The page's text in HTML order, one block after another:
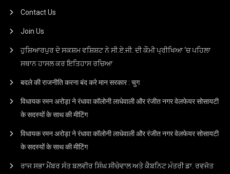
Contact Us
Join Us
ਹੁਸ਼ਿਆਰਪੁਰ ਦੇ ਸਕਸ਼ਮ ਵਸ਼ਿਸ਼ਟ ਨੇ ਸੀ.ਏ.ਜੀ. ਦੀ ਕੌਮੀ ਪ੍ਰੀਖਿਆ ‘ਚ ਪਹਿਲਾ
ਸਥਾਨ ਹਾਸਲ ਕਰ ਇਤਿਹਾਸ ਰਚਿਆ
बदले की राजनीति करना बंद करे मान सरकार : चुग
विधायक रमन अरोड़ा ने रंधावा कॉलोनी लाधेवाली और रंजीत नगर वेलफेयर सोसायटी
के सदस्यों के साथ की मीटिंग
विधायक रमन अरोड़ा ने रंधावा कॉलोनी लाधेवाली और रंजीत नगर वेलफेयर सोसायटी
के सदस्यों के साथ की मीटिंग
ਰਾਜ ਸਭਾ ਮੈਂਬਰ ਸੰਤ ਬਲਵੀਰ ਸਿੰਘ ਸੀਚੇਵਾਲ ਅਤੇ ਕੈਬਨਿਟ ਮੰਤਰੀ ਡਾ. ਰਵਜੋਤ